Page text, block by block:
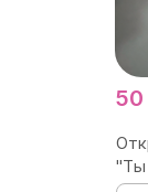
"Ты